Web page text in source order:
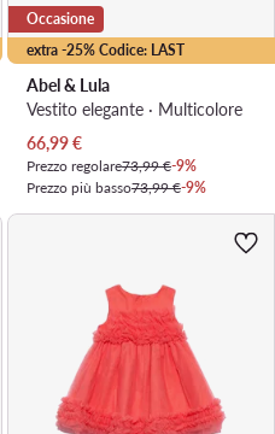
extra -25% Codice: LAST
Occasione
Abel & Lula
Vestito elegante · Multicolore
Prezzo attuale
66,99€
Prezzo regolare73,99 €-9%
Prezzo più basso73,99 €-9%